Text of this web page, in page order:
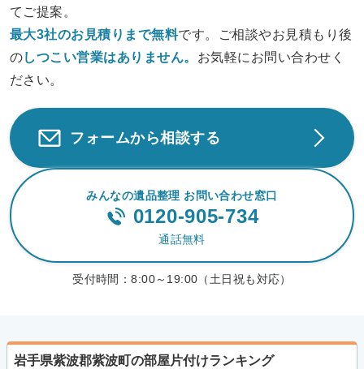
てご提案。
最大3社のお見積りまで無料です。ご相談やお見積もり後
のしつこい営業はありません。 お気軽にお問い合わせく
ださい。
フォームから相談する
みんなの遺品整理 お問い合わせ窓口
0120-905-734
通話無料
受付時間：8:00～19:00（土日祝も対応）
岩手県紫波郡紫波町の部屋片付けランキング